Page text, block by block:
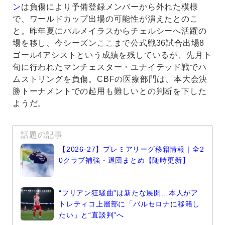
ンは負傷により予備登録メンバーから外れた模様
で、ワールドカップ出場の可能性が潰えたとのこ
と。昨年夏にパルメイラスからチェルシーへ活躍の
場を移し、今シーズンここまで公式戦36試合出場8
ゴール4アシストという成績を残しているが、先月下
旬に行われたマンチェスター・ユナイテッド戦でハ
ムストリングを負傷。CBFの医療部門は、本大会決
勝トーナメントでの起用も難しいとの判断を下した
ようだ。
話題の記事
【2026-27】プレミアリーグ移籍情報｜全2
0クラブ補強・退団まとめ【随時更新】
“フリアン狂騒曲”は新たな展開…本人がア
トレティコ上層部に「バルセロナに移籍し
たい」と“直談判”へ